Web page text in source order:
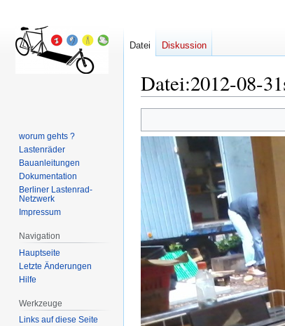
Datei:2012-08-
Navigation
springen
Suche
springen
Datei Diskussion
worum gehts ?
Lastenräder
Bauanleitungen
Dokumentation
Berliner Lastenrad-
Netzwerk
Impressum
Navigation
Hauptseite
Letzte Änderungen
Hilfe
Werkzeuge
Links auf diese Seite